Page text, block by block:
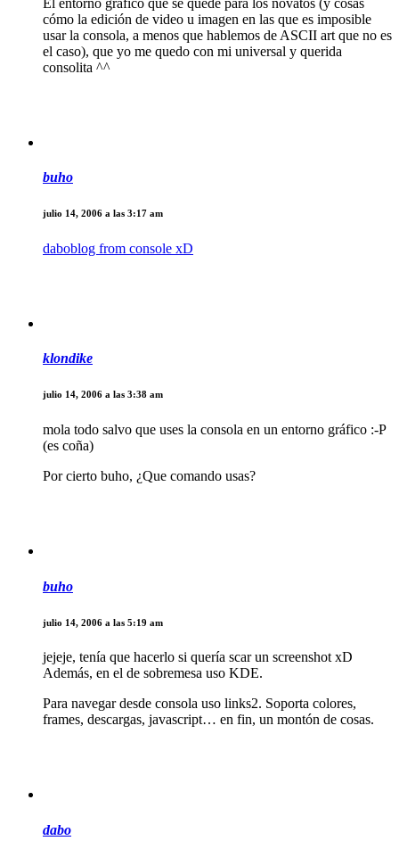
cómo la edición de video u imagen en las que es imposible
usar la consola, a menos que hablemos de ASCII art que no es
el caso), que yo me quedo con mi universal y querida
consolita ^^
buho
julio 14, 2006 a las 3:17 am
daboblog from console xD
klondike
julio 14, 2006 a las 3:38 am
mola todo salvo que uses la consola en un entorno gráfico :-P
(es coña)
Por cierto buho, ¿Que comando usas?
buho
julio 14, 2006 a las 5:19 am
jejeje, tenía que hacerlo si quería scar un screenshot xD
Además, en el de sobremesa uso KDE.
Para navegar desde consola uso links2. Soporta colores,
frames, descargas, javascript… en fin, un montón de cosas.
dabo